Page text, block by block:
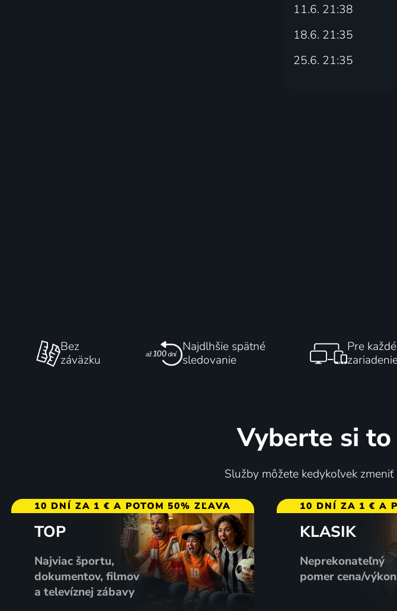
11.6. 21:38
18.6. 21:35
25.6. 21:35
Bez
záväzku
Najdlhšie spätné
sledovanie
Pre každé
Vyberte si
Služby môžete kedykoľvek
10 DNÍ ZA 1 € A POTOM 50% ZĽAVA
TOP
Najviac športu,
dokumentov, filmov
a televíznej zábavy
10 DNÍ ZA 1 € A
KLASIK
Neprekonateľný
pomer cena/výkon